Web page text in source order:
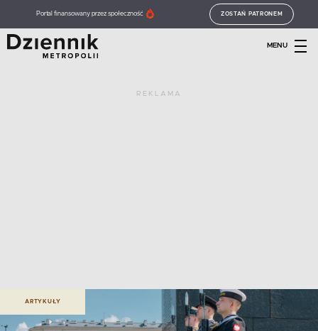
Portal finansowany przez społeczność ZOSTAŃ PATRONEM
MENU
REKLAMA
ARTYKUŁY